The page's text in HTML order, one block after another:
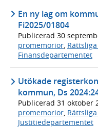
En ny lag om
Fi2025/01804
Publicerad 30
promemorior,
Finansdepartementet
Utökade
kommun, Ds
Publicerad 31 oktober
promemorior,
Justitiedepartementet